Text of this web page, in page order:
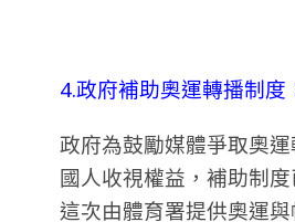
4.政府補助奧運轉播制度
政府為鼓勵媒體爭取奧
國人收視權益，補助制度
這次由體育署提供奧運